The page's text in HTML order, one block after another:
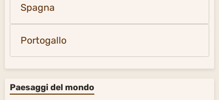
Spagna
Portogallo
Paesaggi del mondo